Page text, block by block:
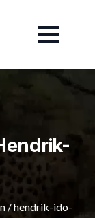
/hendrik-ido-